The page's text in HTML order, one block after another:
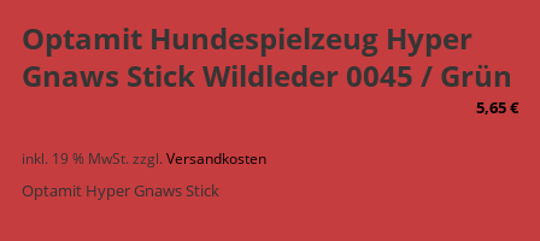
Optamit Hundespielzeug Hyper
Gnaws Stick Wildleder 0045 / Grün
5,65€
inkl. 19 % MwSt. zzgl. Versandkosten
Optamit Hyper Gnaws Stick